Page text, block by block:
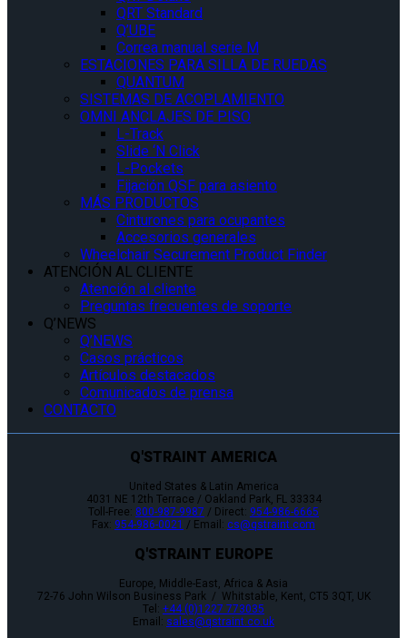
QRT Standard
Q’UBE
Correa manual serie M
ESTACIONES PARA SILLA DE RUEDAS
QUANTUM
SISTEMAS DE ACOPLAMIENTO
OMNI ANCLAJES DE PISO
L-Track
Slide ‘N Click
L-Pockets
Fijación QSF para asiento
MÁS PRODUCTOS
Cinturones para ocupantes
Accesorios generales
Wheelchair Securement Product Finder
ATENCIÓN AL CLIENTE
Atención al cliente
Preguntas frecuentes de soporte
Q’NEWS
Q’NEWS
Casos prácticos
Artículos destacados
Comunicados de prensa
CONTACTO
Q'STRAINT AMERICA
United States & Latin America
4031 NE 12th Terrace / Oakland Park, FL 33334
Toll-Free: 800-987-9987 / Direct: 954-986-6665
Fax: 954-986-0021 / Email: cs@qstraint.com
Q'STRAINT EUROPE
Europe, Middle-East, Africa & Asia
72-76 John Wilson Business Park / Whitstable, Kent, CT5 3QT, UK
Tel: +44 (0)1227 773035
Email: sales@qstraint.co.uk